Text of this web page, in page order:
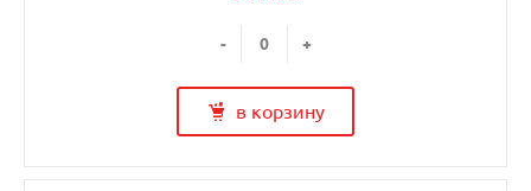
- +
в корзину